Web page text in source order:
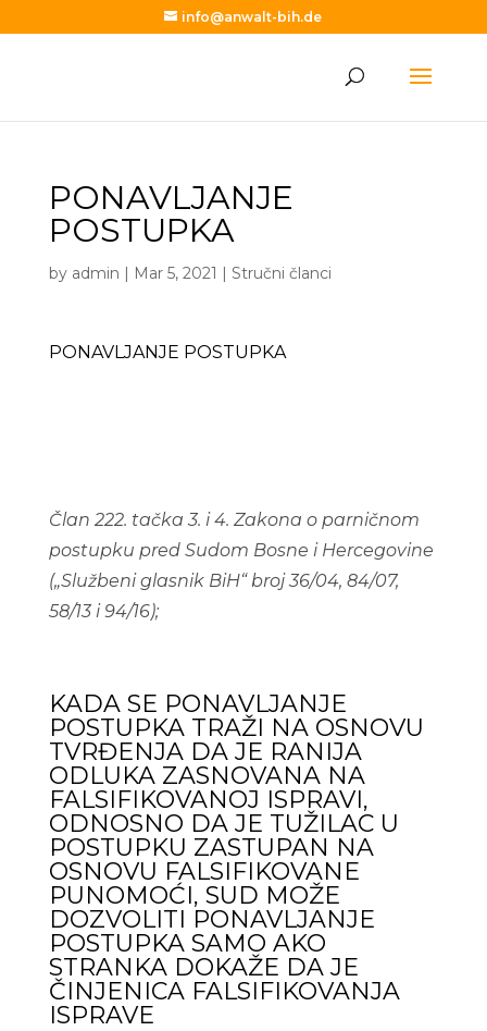
info@anwalt-bih.de
PONAVLJANJE
POSTUPKA
by admin | Mar 5, 2021 | Stručni članci
PONAVLJANJE POSTUPKA
Član 222. tačka 3. i 4. Zakona o parničnom
postupku pred Sudom Bosne i Hercegovine
(„Službeni glasnik BiH“ broj 36/04, 84/07,
58/13 i 94/16);
KADA SE PONAVLJANJE
POSTUPKA TRAŽI NA OSNOVU
TVRĐENJA DA JE RANIJA
ODLUKA ZASNOVANA NA
FALSIFIKOVANOJ ISPRAVI,
ODNOSNO DA JE TUŽILAC U
POSTUPKU ZASTUPAN NA
OSNOVU FALSIFIKOVANE
PUNOMOĆI, SUD MOŽE
DOZVOLITI PONAVLJANJE
POSTUPKA SAMO AKO
STRANKA DOKAŽE DA JE
ČINJENICA FALSIFIKOVANJA
ISPRAVE